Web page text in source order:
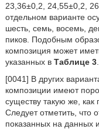
23,36±0,2, 24,55±0,2,
отдельном варианте
шесть, семь, восемь,
пиков. Подобным
композиция может
указанных в Таблице 3.
[0041] В других
композиции имеют
существу такую же, как
Следует отметить, что
показанных на данных